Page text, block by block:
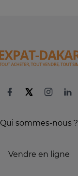
Qui sommes-nous ?
Vendre en ligne